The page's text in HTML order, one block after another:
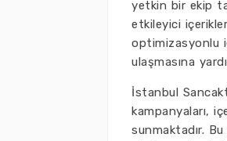
yetkin bir ekip
etkileyici
optimizasyonlu
ulaşmasına
İstanbul
kampanyaları,
sunmaktadır.